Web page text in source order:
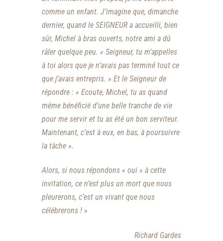
comme un enfant. J’imagine que, dimanche
dernier, quand le SEIGNEUR a accueilli, bien
sûr, Michel à bras ouverts, notre ami a dû
râler quelque peu. « Seigneur, tu m’appelles
à toi alors que je n’avais pas terminé tout ce
que j’avais entrepris. » Et le Seigneur de
répondre : « Ecoute, Michel, tu as quand
même bénéficié d’une belle tranche de vie
pour me servir et tu as été un bon serviteur.
Maintenant, c’est à eux, en bas, à poursuivre
la tâche ».
Alors, si nous répondons « oui » à cette
invitation, ce n’est plus un mort que nous
pleurerons, c’est un vivant que nous
célébrerons ! »
Richard Gardes